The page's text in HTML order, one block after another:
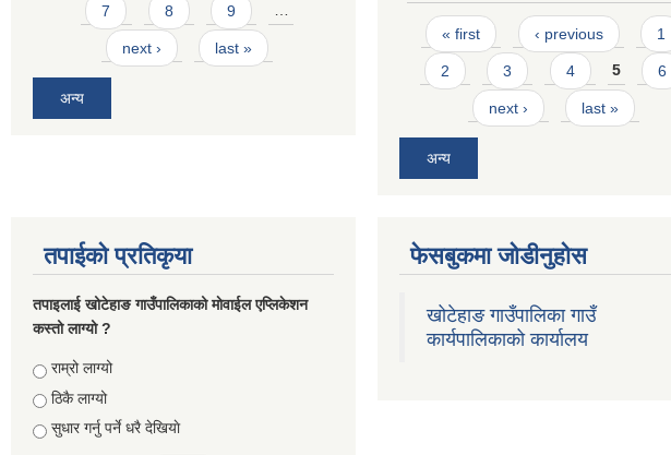
7 8 9 …
next › last »
अन्य
Pages
« first ‹ previous 1
2 3 4 5 6
next › last »
अन्य
तपाईको प्रतिकृया
तपाइलाई खोटेहाङ गाउँपालिकाको माेवाईल एप्लिकेशन
कस्तो लाग्यो ?
Choices
राम्रो लाग्यो
ठिकै लाग्यो
सुधार गर्नु पर्ने धरै देखियाे
फेसबुकमा जोडीनुहोस
खोटेहाङ गाउँपालिका गाउँ
कार्यपालिकाको कार्यालय